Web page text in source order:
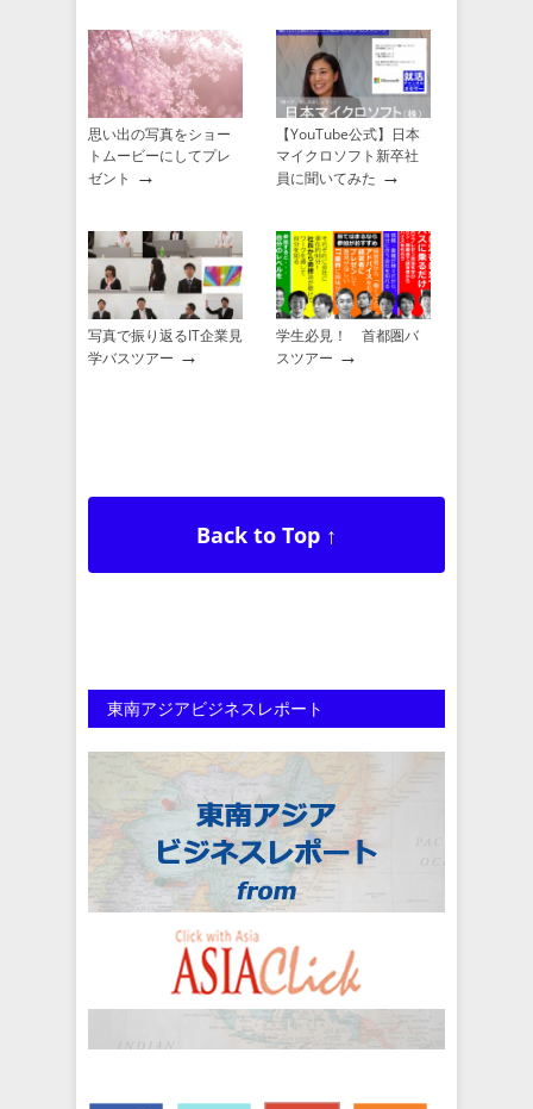
思い出の写真をショー
トムービーにしてプレ
ゼント →
【YouTube公式】日本
マイクロソフト新卒社
員に聞いてみた →
写真で振り返るIT企業見
学バスツアー →
学生必見！ 首都圏バ
スツアー →
Back to Top ↑
東南アジアビジネスレポート